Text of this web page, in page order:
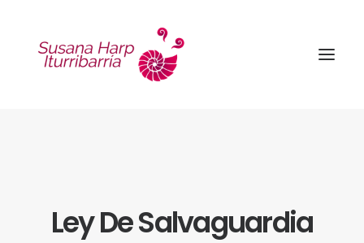
Ley De Salvaguardia